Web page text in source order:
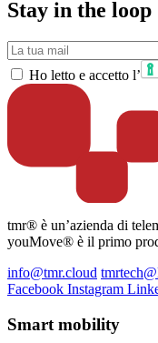
Stay in the loop
La tua mail
Ho letto e accetto l’
tmr® è un’azienda di
youMove® è il primo
info@tmr.cloud
Facebook Instagram
Smart mobility